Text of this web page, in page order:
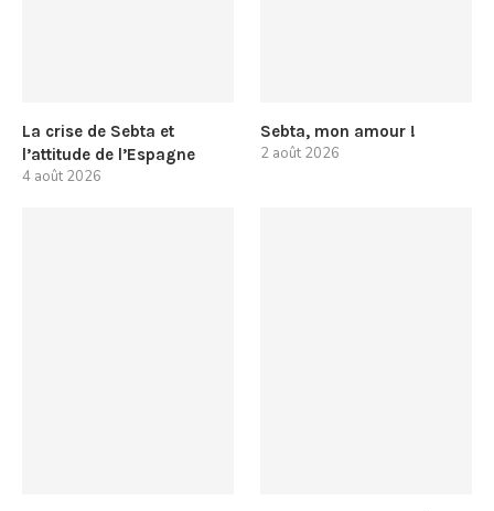
La crise de Sebta et
l’attitude de l’Espagne
4 août 2026
Sebta, mon amour !
2 août 2026